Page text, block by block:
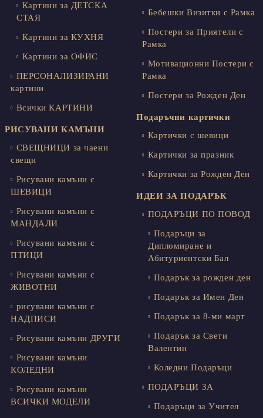
Картини за ДЕТСКА
СТАЯ
Картини за КУХНЯ
Картини за ОФИС
ПЕРСОНАЛИЗИРАНИ
картини
Всички КАРТИНИ
РИСУВАНИ КАМЪНИ
СВЕЩНИЦИ за чаени
свещи
Рисувани камъни с
ШЕВИЦИ
Рисувани камъни с
МАНДАЛИ
Рисувани камъни с
ПТИЦИ
Рисувани камъни с
ЖИВОТНИ
рисувани камъни с
НАДПИСИ
Рисувани камъни ДРУГИ
Рисувани камъни
КОЛЕДНИ
Рисувани камъни
ВСИЧКИ МОДЕЛИ
Бебешки Визитки с Рамка
Постери за Приятели с
Рамка
Мотивационни Постери с
Рамка
Постери за Рожден Ден
Подаръчни картички
Картички с шевици
Картички за празник
Картички за Рожден Ден
ИДЕИ ЗА ПОДАРЪК
ПОДАРЪЦИ ПО ПОВОД
Подаръци за
Дипломиране и
Абитуриентски Бал
Подарък за рожден ден
Подарък за Имен Ден
Подарък за 8-ми март
Подарък за Свети
Валентин
Коледни Подаръци
ПОДАРЪЦИ ЗА
Подаръци за Учител